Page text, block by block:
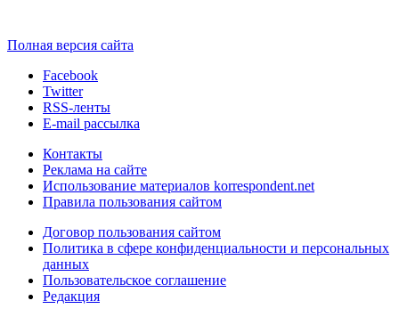
Полная версия сайта
Facebook
Twitter
RSS-ленты
E-mail рассылка
Контакты
Реклама на сайте
Использование материалов korrespondent.net
Правила пользования сайтом
Договор пользования сайтом
Политика в сфере конфиденциальности и персональных
данных
Пользовательское соглашение
Редакция